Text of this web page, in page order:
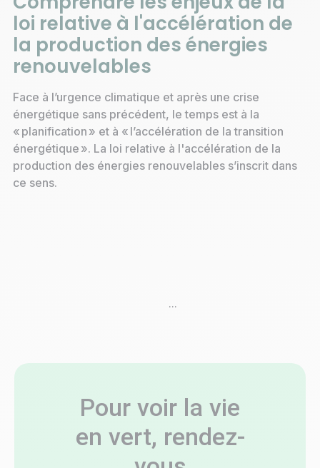
loi relative à l'accélération de
la production des énergies
renouvelables
Face à l’urgence climatique et après une crise
énergétique sans précédent, le temps est à la
« planification » et à « l’accélération de la transition
énergétique ». La loi relative à l'accélération de la
production des énergies renouvelables s’inscrit dans
ce sens.
...
Pour voir la vie
en vert, rendez-